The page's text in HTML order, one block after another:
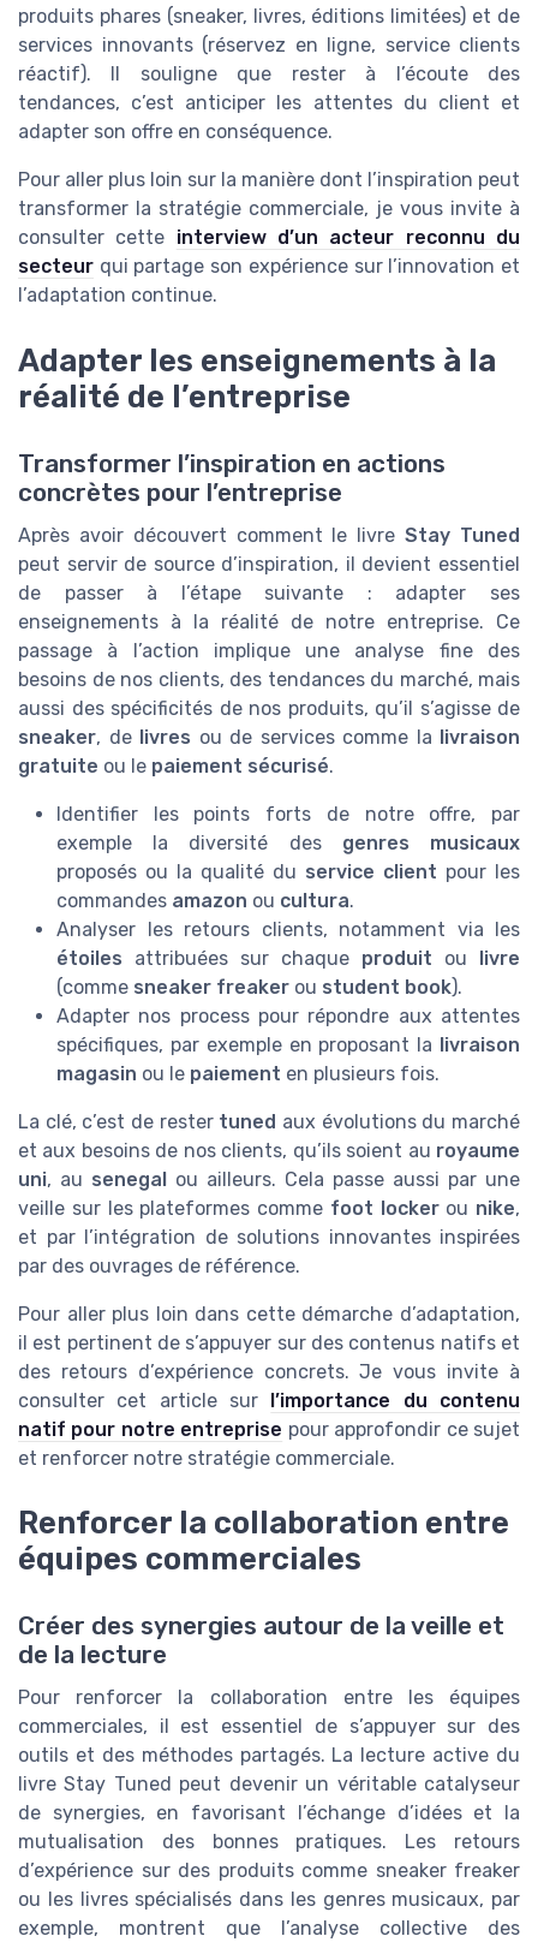
produits phares (sneaker, livres, éditions limitées) et de
services innovants (réservez en ligne, service clients
réactif). Il souligne que rester à l’écoute des
tendances, c’est anticiper les attentes du client et
adapter son offre en conséquence.
Pour aller plus loin sur la manière dont l’inspiration peut
transformer la stratégie commerciale, je vous invite à
consulter cette interview d’un acteur reconnu du
secteur qui partage son expérience sur l’innovation et
l’adaptation continue.
Adapter les enseignements à la
réalité de l’entreprise
Transformer l’inspiration en actions
concrètes pour l’entreprise
Après avoir découvert comment le livreStay Tuned
peut servir de source d’inspiration, il devient essentiel
de passer à l’étape suivante : adapter ses
enseignements à la réalité de notre entreprise. Ce
passage à l’action implique une analyse fine des
besoins de nos clients, des tendances du marché, mais
aussi des spécificités de nos produits, qu’il s’agisse de
sneaker, de livres ou de services comme la livraison
gratuite ou le paiement sécurisé.
Identifier les points forts de notre offre, par
exemple la diversité des genres musicaux
proposés ou la qualité du service client pour les
commandes amazon ou cultura.
Analyser les retours clients, notamment via les
étoiles attribuées sur chaque produit ou livre
(comme sneaker freaker ou student book).
Adapter nos process pour répondre aux attentes
spécifiques, par exemple en proposant la livraison
magasin ou le paiement en plusieurs fois.
La clé, c’est de rester tuned aux évolutions du marché
et aux besoins de nos clients, qu’ils soient au royaume
uni, au senegal ou ailleurs. Cela passe aussi par une
veille sur les plateformes comme foot lockerou nike,
et par l’intégration de solutions innovantes inspirées
par des ouvrages de référence.
Pour aller plus loin dans cette démarche d’adaptation,
il est pertinent de s’appuyer sur des contenus natifs et
des retours d’expérience concrets. Je vous invite à
consulter cet article sur l’importance du contenu
natif pour notre entreprise pour approfondir ce sujet
et renforcer notre stratégie commerciale.
Renforcer la collaboration entre
équipes commerciales
Créer des synergies autour de la veille et
de la lecture
Pour renforcer la collaboration entre les équipes
commerciales, il est essentiel de s’appuyer sur des
outils et des méthodes partagés. La lecture active du
livre Stay Tuned peut devenir un véritable catalyseur
de synergies, en favorisant l’échange d’idées et la
mutualisation des bonnes pratiques. Les retours
d’expérience sur des produits comme sneaker freaker
ou les livres spécialisés dans les genres musicaux, par
exemple, montrent que l’analyse collective des